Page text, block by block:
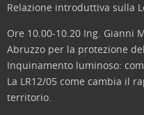
Relazione introduttiva sulla
Ore 10.00-10.20 Ing. Gianni
Abruzzo per la protezione
Inquinamento luminoso:
La LR12/05 come cambia il
territorio.